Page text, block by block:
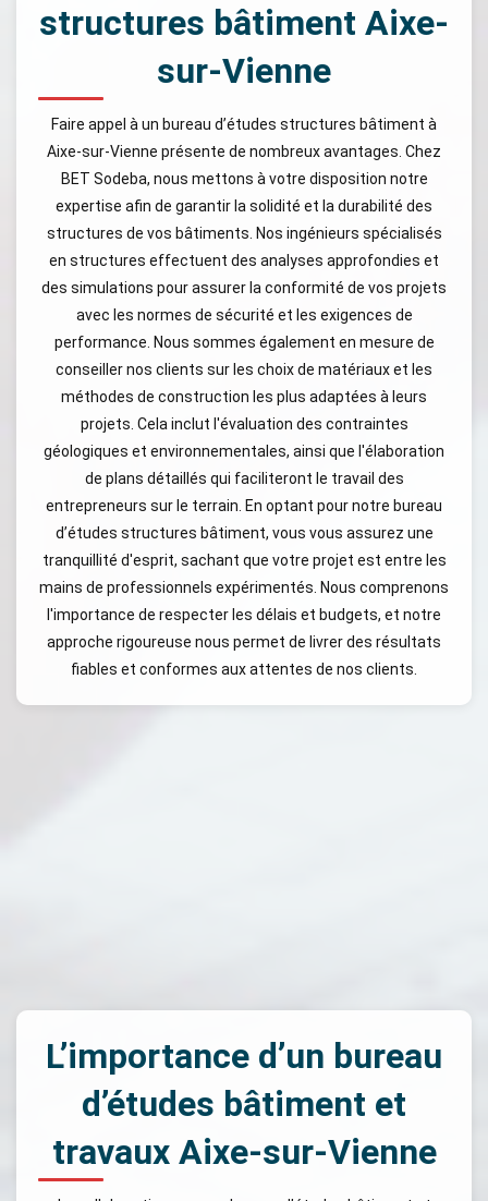
structures bâtiment Aixe-
sur-Vienne
Faire appel à un bureau d’études structures bâtiment à
Aixe-sur-Vienne présente de nombreux avantages. Chez
BET Sodeba, nous mettons à votre disposition notre
expertise afin de garantir la solidité et la durabilité des
structures de vos bâtiments. Nos ingénieurs spécialisés
en structures effectuent des analyses approfondies et
des simulations pour assurer la conformité de vos projets
avec les normes de sécurité et les exigences de
performance. Nous sommes également en mesure de
conseiller nos clients sur les choix de matériaux et les
méthodes de construction les plus adaptées à leurs
projets. Cela inclut l'évaluation des contraintes
géologiques et environnementales, ainsi que l'élaboration
de plans détaillés qui faciliteront le travail des
entrepreneurs sur le terrain. En optant pour notre bureau
d’études structures bâtiment, vous vous assurez une
tranquillité d'esprit, sachant que votre projet est entre les
mains de professionnels expérimentés. Nous comprenons
l'importance de respecter les délais et budgets, et notre
approche rigoureuse nous permet de livrer des résultats
fiables et conformes aux attentes de nos clients.
L’importance d’un bureau
d’études bâtiment et
travaux Aixe-sur-Vienne